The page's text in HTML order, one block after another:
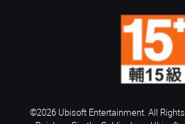
©2026 Ubisoft Entertainment. All Rights